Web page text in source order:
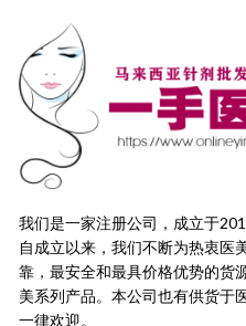
我们是一家注册公司，成立于
自成立以来，我们不断为热衷医
靠，最安全和最具价格优势的货源
美系列产品。本公司也有供货于
一律欢迎。